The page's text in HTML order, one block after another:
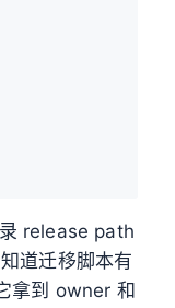
release path
道迁移脚本有
拿到 owner 和